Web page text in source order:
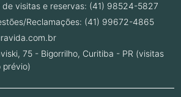
de visitas e reservas: (41) 98524-5827
Reclamações: (41) 99672-4865
75 - Bigorrilho, Curitiba - PR (visitas
prévio)